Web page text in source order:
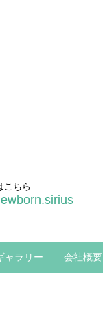
こちら
ャラリー 会社概要